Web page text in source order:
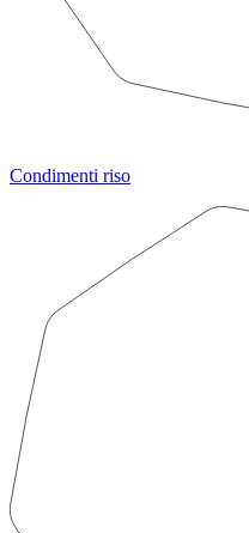
Condimenti riso